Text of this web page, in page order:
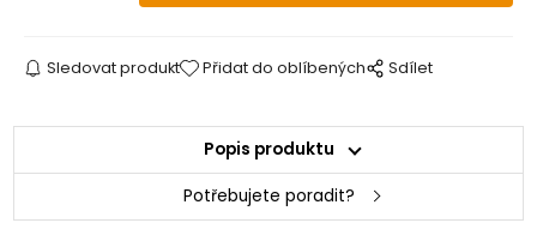
Sledovat produkt Přidat do oblíbených Sdílet
Popis produktu
Potřebujete poradit?